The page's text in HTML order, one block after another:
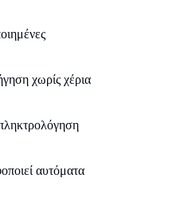
χωρίς χέρια
αυτόματα